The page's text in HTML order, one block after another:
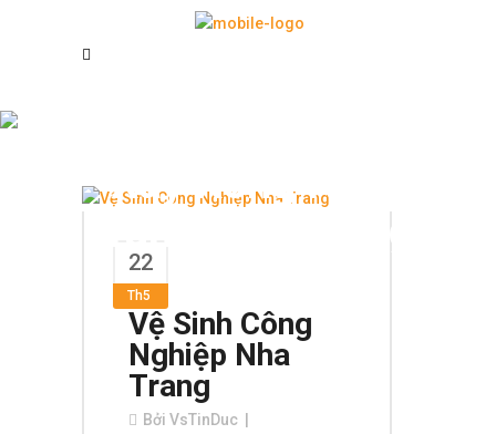
Xây Xong Nha
Trang Uy Tín Tag
22
Th5
Vệ Sinh Công
Nghiệp Nha
Trang
Bởi VsTinDuc